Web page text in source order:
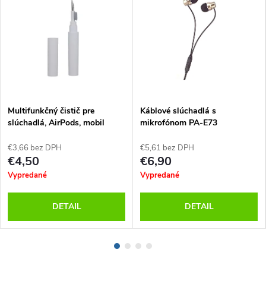
Multifunkčný čistič pre
slúchadlá, AirPods, mobil
€3,66 bez DPH
€4,50
Vypredané
DETAIL
Káblové slúchadlá s
mikrofónom PA-E73
€5,61 bez DPH
€6,90
Vypredané
DETAIL